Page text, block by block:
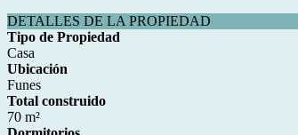
DETALLES DE LA PROPIEDAD
Tipo de Propiedad
Casa
Ubicación
Funes
Total construido
70 m²